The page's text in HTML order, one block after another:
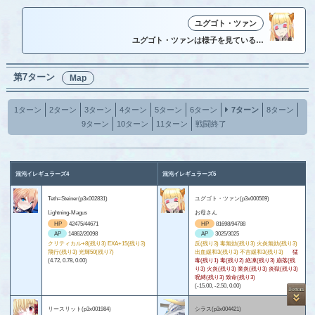
ユグゴト・ツァン
ユグゴト・ツァンは様子を見ている…
第7ターン Map
1ターン 2ターン 3ターン 4ターン 5ターン 6ターン 7ターン
8ターン
9ターン
10ターン 11ターン 戦闘終了
混沌イレギュラーズ4 混沌イレギュラーズ5
Teth=Steiner(p3x002831)
Lightning-Magus
HP
42475/44671
AP
14862/20098
クリティカル+8(残り3) EXA+15(残り3)
飛行(残り3) 光輝50(残り7)
(4.72, 0.78, 0.00)
ユグゴト・ツァン(p3x000569)
お母さん
HP
81698/94788
AP
3025/3025
反(残り3) 毒無効(残り3) 火炎無効(残り3)
出血緩和3(残り3) 不吉緩和3(残り3)
猛
毒(残り1) 毒(残り2) 絶凍(残り3) 崩落(残
り3) 火炎(残り3) 業炎(残り3) 炎獄(残り3)
呪縛(残り3) 致命(残り3)
(-15.00, -2.50, 0.00)
リースリット(p3x001984) シラス(p3x004421)